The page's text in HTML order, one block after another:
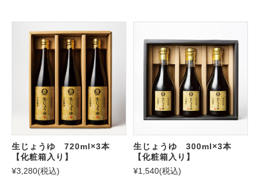
生じょうゆ 720ml×3本
【化粧箱入り】
¥3,280(税込)
生じょうゆ 300ml×3本
【化粧箱入り】
¥1,540(税込)